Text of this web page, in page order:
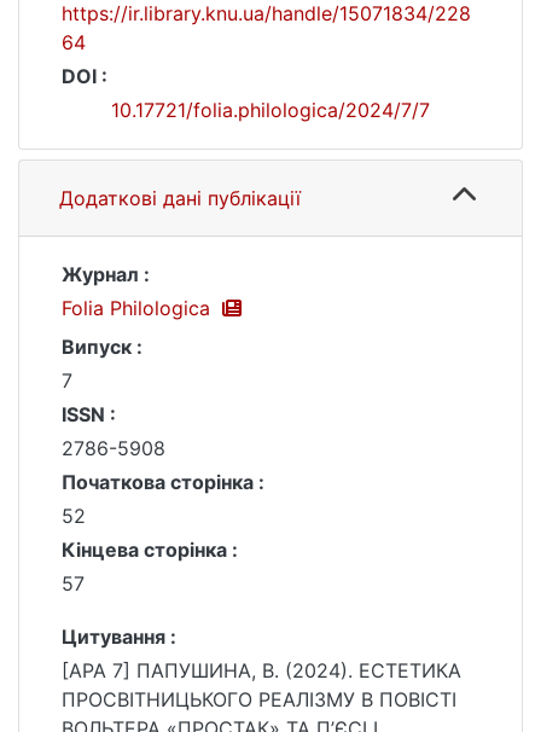
https://ir.library.knu.ua/handle/15071834/228
64
DOI :
10.17721/folia.philologica/2024/7/7
Додаткові дані публікації
Журнал :
Folia Philologica
Випуск :
7
ISSN :
2786-5908
Початкова сторінка :
52
Кінцева сторінка :
57
Цитування :
[APA 7] ПАПУШИНА, В. (2024). ЕСТЕТИКА
ПРОСВІТНИЦЬКОГО РЕАЛІЗМУ В ПОВІСТІ